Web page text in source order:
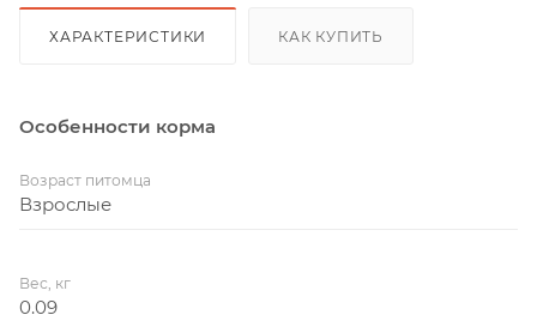
ХАРАКТЕРИСТИКИ КАК КУПИТЬ
Особенности корма
Возраст питомца
Взрослые
Вес, кг
0.09